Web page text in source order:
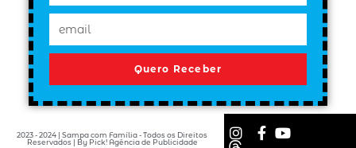
Quero Receber
2023 - 2024 | Sampa com Família - Todos os Direitos
Reservados | By Pick! Agência de Publicidade